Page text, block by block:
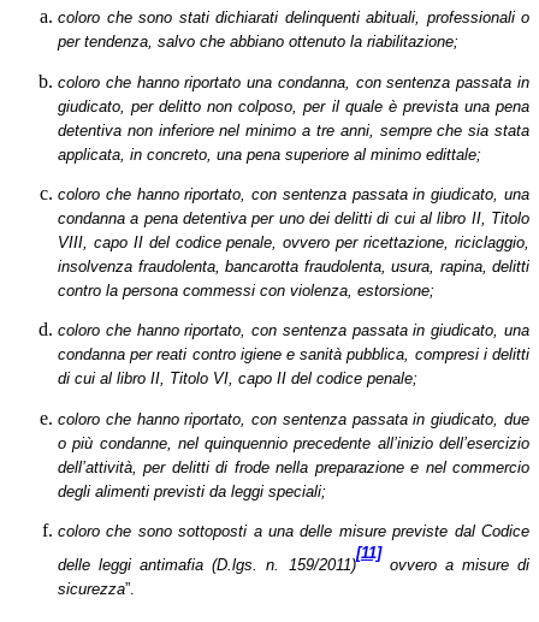
coloro che sono stati dichiarati delinquenti abituali, professionali o
per tendenza, salvo che abbiano ottenuto la riabilitazione;
coloro che hanno riportato una condanna, con sentenza passata in
giudicato, per delitto non colposo, per il quale è prevista una pena
detentiva non inferiore nel minimo a tre anni, sempre che sia stata
applicata, in concreto, una pena superiore al minimo edittale;
coloro che hanno riportato, con sentenza passata in giudicato, una
condanna a pena detentiva per uno dei delitti di cui al libro II, Titolo
VIII, capo II del codice penale, ovvero per ricettazione, riciclaggio,
insolvenza fraudolenta, bancarotta fraudolenta, usura, rapina, delitti
contro la persona commessi con violenza, estorsione;
coloro che hanno riportato, con sentenza passata in giudicato, una
condanna per reati contro igiene e sanità pubblica, compresi i delitti
di cui al libro II, Titolo VI, capo II del codice penale;
coloro che hanno riportato, con sentenza passata in giudicato, due
o più condanne, nel quinquennio precedente all’inizio dell’esercizio
dell’attività, per delitti di frode nella preparazione e nel commercio
degli alimenti previsti da leggi speciali;
coloro che sono sottoposti a una delle misure previste dal Codice
delle leggi antimafia (D.lgs. n. 159/2011)
[11]
ovvero a misure di
sicurezza”.